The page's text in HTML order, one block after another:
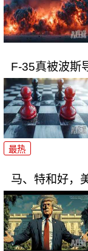
F-35真被波斯
最热
马、特和好，